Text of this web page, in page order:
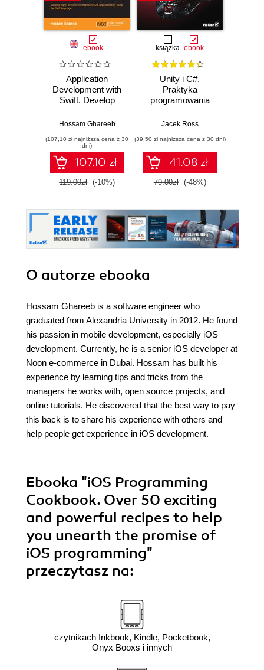
ebook
Application
Development with
Swift. Develop
appealing iOS
using the Swift
language
Hossam Ghareeb
(107,10 zł najniższa cena z 30
dni)
107.10 zł
119.00zł (-10%)
książka ebook
Unity i C#.
Praktyka
programowania
Jacek Ross
(39,50 zł najniższa cena z 30 dni)
41.08 zł
79.00zł (-48%)
O autorze ebooka
Hossam Ghareeb is a software engineer who
graduated from Alexandria University in 2012. He found
his passion in mobile development, especially iOS
development. Currently, he is a senior iOS developer at
Noon e-commerce in Dubai. Hossam has built his
experience by learning tips and tricks from the
managers he works with, open source projects, and
online tutorials. He discovered that the best way to pay
this back is to share his experience with others and
help people get experience in iOS development.
Ebooka "iOS Programming
Cookbook. Over 50 exciting
and powerful recipes to help
you unearth the promise of
iOS programming"
przeczytasz na:
czytnikach Inkbook, Kindle, Pocketbook,
Onyx Booxs i innych